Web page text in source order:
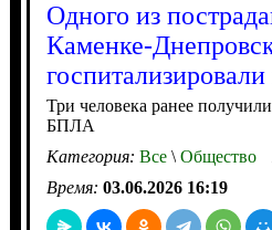
Одного из
Каменке-
Три человека ранее
БПЛА
Категория: Все\Общество
Время: 03.06.2026 16:19